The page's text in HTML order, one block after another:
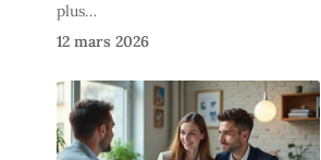
plus…
12 mars 2026